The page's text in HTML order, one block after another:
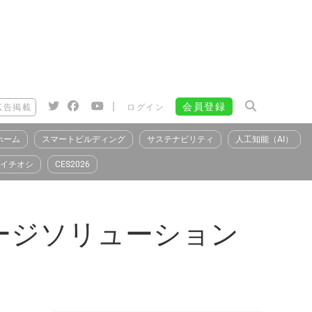
告掲載 | ログイン 会員登録
ーム スマートビルディング サステナビリティ 人工知能（AI）
イチオシ CES2026
ジソリューション